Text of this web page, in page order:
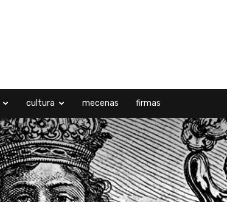
cultura mecenas firmas